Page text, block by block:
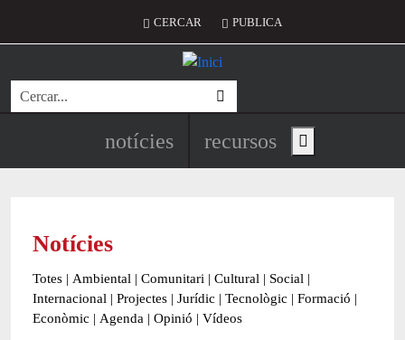
Menú del compte d'usuari
CERCAR PUBLICA
Cerca
Navegació principal de
notícies recursos Show main menu
Notícies
Totes | Ambiental | Comunitari | Cultural | Social |
Internacional | Projectes | Jurídic | Tecnològic | Formació |
Econòmic | Agenda | Opinió | Vídeos